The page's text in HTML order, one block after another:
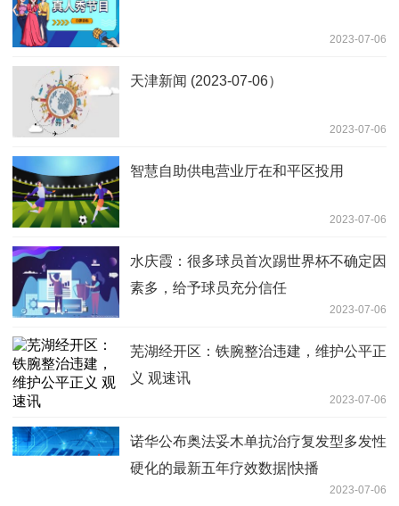
2023-07-06
天津新闻 (2023-07-06）
2023-07-06
智慧自助供电营业厅在和平区投用
2023-07-06
水庆霞：很多球员首次踢世界杯不确定因
素多，给予球员充分信任
2023-07-06
芜湖经开区：铁腕整治违建，维护公平正
义 观速讯
2023-07-06
诺华公布奥法妥木单抗治疗复发型多发性
硬化的最新五年疗效数据|快播
2023-07-06